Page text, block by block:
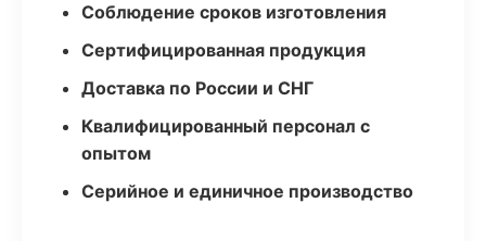
Соблюдение сроков изготовления
Сертифицированная продукция
Доставка по России и СНГ
Квалифицированный персонал с
опытом
Серийное и единичное производство